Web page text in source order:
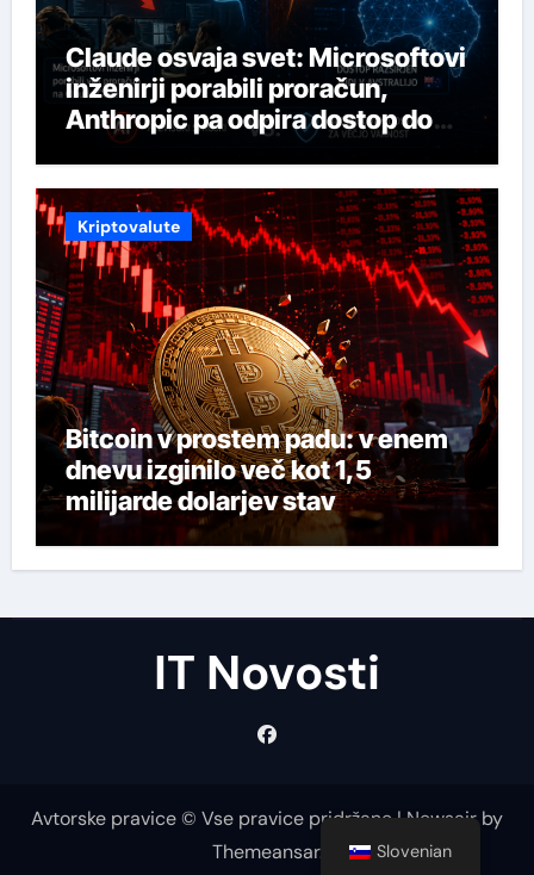
Claude osvaja svet: Microsoftovi
inženirji porabili proračun,
Anthropic pa odpira dostop do
svojega najmočnejšega AI-ja
Kriptovalute
Bitcoin v prostem padu: v enem
dnevu izginilo več kot 1,5
milijarde dolarjev stav
IT Novosti
Avtorske pravice © Vse pravice pridržane|Newsairby
Themeansar. Slovenian